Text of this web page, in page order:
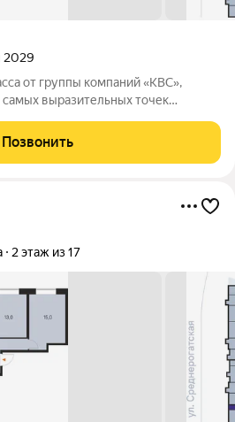
2029
выразительных точек
объект символизирует порядок,
движении. В
Позвонить
2 этаж из 17